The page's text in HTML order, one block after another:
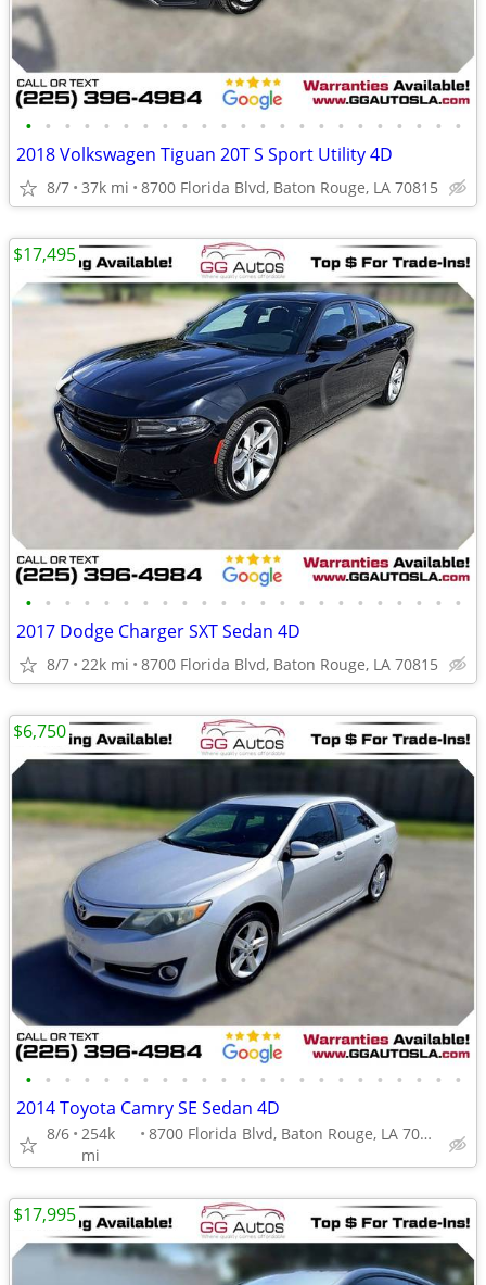
• • • • • • • • • • • • • • • • • • • • • • •
2018 Volkswagen Tiguan 20T S Sport Utility 4D
8/7 37k mi 8700 Florida Blvd, Baton Rouge, LA 70815
• • • • • • • • • • • • • • • • • • • • • • •
2017 Dodge Charger SXT Sedan 4D
8/7 22k mi 8700 Florida Blvd, Baton Rouge, LA 70815
$17,495
• • • • • • • • • • • • • • • • • • • • • • •
2014 Toyota Camry SE Sedan 4D
8/6 254k
mi
8700 Florida Blvd, Baton Rouge, LA 70815
$6,750
$17,995